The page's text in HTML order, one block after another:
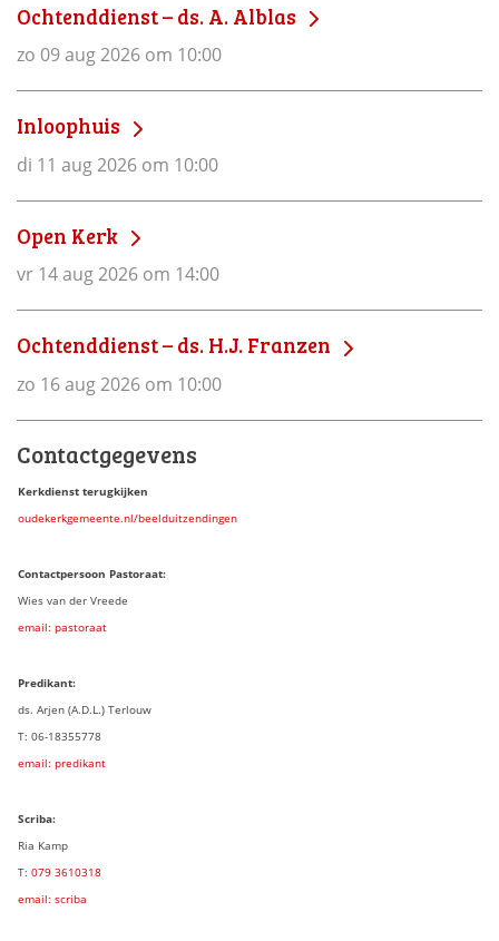
Ochtenddienst – ds. A. Alblas
zo 09 aug 2026 om 10:00
Inloophuis
di 11 aug 2026 om 10:00
Open Kerk
vr 14 aug 2026 om 14:00
Ochtenddienst – ds. H.J. Franzen
zo 16 aug 2026 om 10:00
Contactgegevens
Kerkdienst terugkijken
oudekerkgemeente.nl/beelduitzendingen
Contactpersoon Pastoraat:
Wies van der Vreede
email: pastoraat
Predikant:
ds. Arjen (A.D.L.) Terlouw
T: 06-18355778
email: predikant
Scriba:
Ria Kamp
T: 079 3610318
email: scriba